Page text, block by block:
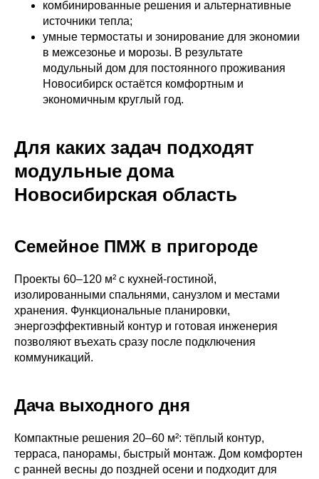
комбинированные решения и альтернативные
источники тепла;
умные термостаты и зонирование для экономии
в межсезонье и морозы. В результате
модульный дом для постоянного проживания
Новосибирск остаётся комфортным и
экономичным круглый год.
Для каких задач подходят
модульные дома
Новосибирская область
Семейное ПМЖ в пригороде
Проекты 60–120 м² с кухней‑гостиной,
изолированными спальнями, санузлом и местами
хранения. Функциональные планировки,
энергоэффективный контур и готовая инженерия
позволяют въехать сразу после подключения
коммуникаций.
Дача выходного дня
Компактные решения 20–60 м²: тёплый контур,
терраса, панорамы, быстрый монтаж. Дом комфортен
с ранней весны до поздней осени и подходит для